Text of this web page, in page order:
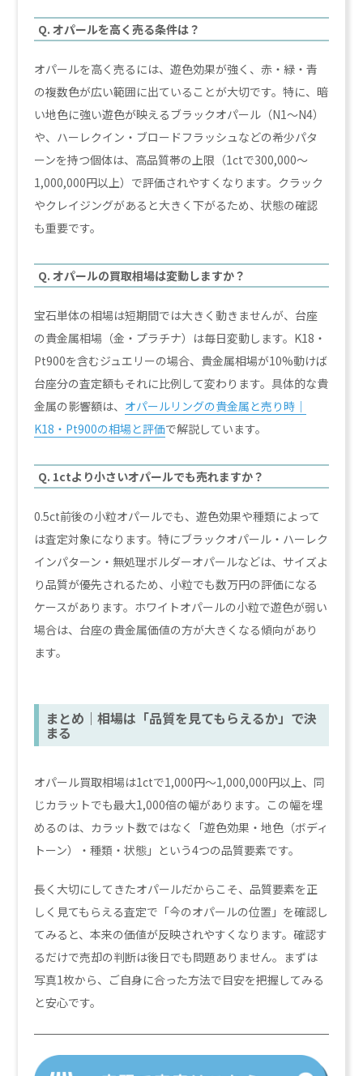
Q. オパールを高く売る条件は？
オパールを高く売るには、遊色効果が強く、赤・緑・青
の複数色が広い範囲に出ていることが大切です。特に、暗
い地色に強い遊色が映えるブラックオパール（N1〜N4）
や、ハーレクイン・ブロードフラッシュなどの希少パタ
ーンを持つ個体は、高品質帯の上限（1ctで300,000〜
1,000,000円以上）で評価されやすくなります。クラック
やクレイジングがあると大きく下がるため、状態の確認
も重要です。
Q. オパールの買取相場は変動しますか？
宝石単体の相場は短期間では大きく動きませんが、台座
の貴金属相場（金・プラチナ）は毎日変動します。K18・
Pt900を含むジュエリーの場合、貴金属相場が10%動けば
台座分の査定額もそれに比例して変わります。具体的な貴
金属の影響額は、 オパールリングの貴金属と売り時｜
K18・Pt900の相場と評価で解説しています。
Q. 1ctより小さいオパールでも売れますか？
0.5ct前後の小粒オパールでも、遊色効果や種類によって
は査定対象になります。特にブラックオパール・ハーレク
インパターン・無処理ボルダーオパールなどは、サイズよ
り品質が優先されるため、小粒でも数万円の評価になる
ケースがあります。ホワイトオパールの小粒で遊色が弱い
場合は、台座の貴金属価値の方が大きくなる傾向があり
ます。
まとめ｜相場は「品質を見てもらえるか」で決
まる
オパール買取相場は1ctで1,000円〜1,000,000円以上、同
じカラットでも最大1,000倍の幅があります。この幅を埋
めるのは、カラット数ではなく「遊色効果・地色（ボディ
トーン）・種類・状態」という4つの品質要素です。
長く大切にしてきたオパールだからこそ、品質要素を正
しく見てもらえる査定で「今のオパールの位置」を確認し
てみると、本来の価値が反映されやすくなります。確認す
るだけで売却の判断は後日でも問題ありません。まずは
写真1枚から、ご自身に合った方法で目安を把握してみる
と安心です。